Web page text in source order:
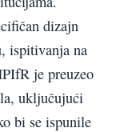
dizajn
ispitivanja na
je preuzeo
uključujući
bi se ispunile